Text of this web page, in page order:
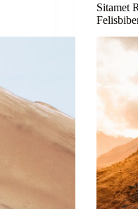
Sitamet